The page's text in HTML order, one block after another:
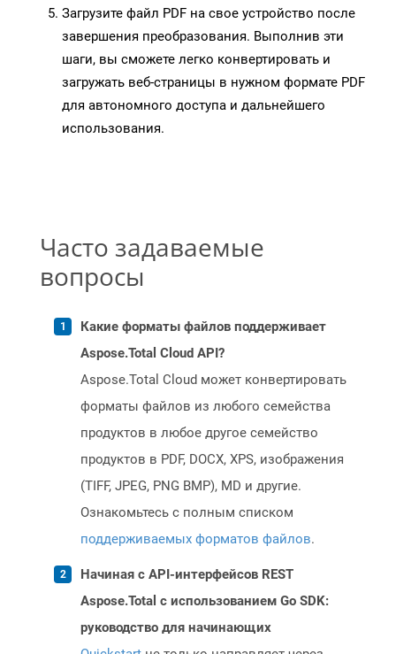
Загрузите файл PDF на свое устройство после
завершения преобразования. Выполнив эти
шаги, вы сможете легко конвертировать и
загружать веб-страницы в нужном формате PDF
для автономного доступа и дальнейшего
использования.
Часто задаваемые
вопросы
Какие форматы файлов поддерживает
Aspose.Total Cloud API?
Aspose.Total Cloud может конвертировать
форматы файлов из любого семейства
продуктов в любое другое семейство
продуктов в PDF, DOCX, XPS, изображения
(TIFF, JPEG, PNG BMP), MD и другие.
Ознакомьтесь с полным списком
поддерживаемых форматов файлов.
Начиная с API-интерфейсов REST
Aspose.Total с использованием Go SDK:
руководство для начинающих